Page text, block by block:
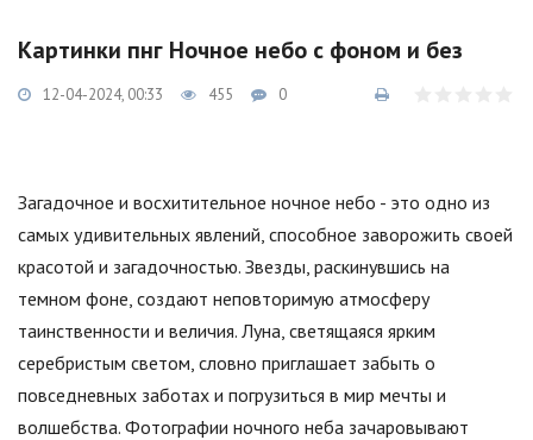
Картинки пнг Ночное небо с фоном и без
12-04-2024, 00:33 455 0
Загадочное и восхитительное ночное небо - это одно из
самых удивительных явлений, способное заворожить своей
красотой и загадочностью. Звезды, раскинувшись на
темном фоне, создают неповторимую атмосферу
таинственности и величия. Луна, светящаяся ярким
серебристым светом, словно приглашает забыть о
повседневных заботах и погрузиться в мир мечты и
волшебства. Фотографии ночного неба зачаровывают